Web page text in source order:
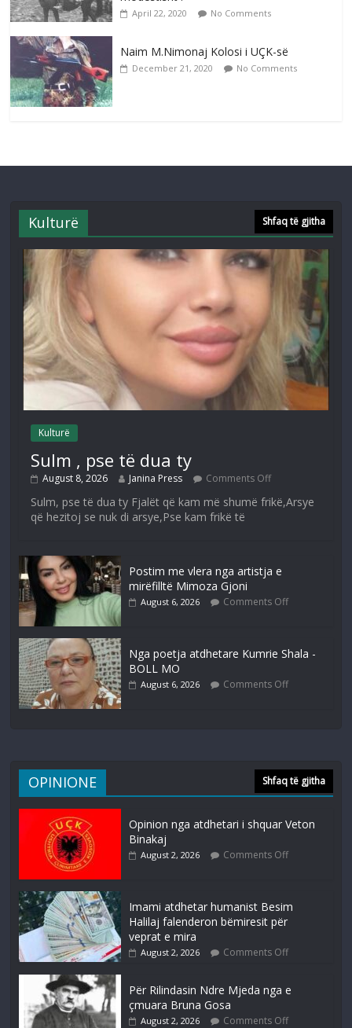
April 22, 2020 No Comments
Naim M.Nimonaj Kolosi i UÇK-së
December 21, 2020 No Comments
Kulturë Shfaq të gjitha
Kulturë
Sulm , pse të dua ty
August 8, 2026 Janina Press Comments Off
Sulm, pse të dua ty Fjalët që kam më shumë frikë,Arsye
që hezitoj se nuk di arsye,Pse kam frikë të
Postim me vlera nga artistja e
mirëfilltë Mimoza Gjoni
August 6, 2026 Comments Off
Nga poetja atdhetare Kumrie Shala -
BOLL MO
August 6, 2026 Comments Off
OPINIONE Shfaq të gjitha
Opinion nga atdhetari i shquar Veton
Binakaj
August 2, 2026 Comments Off
Imami atdhetar humanist Besim
Halilaj falenderon bëmiresit për
veprat e mira
August 2, 2026 Comments Off
Për Rilindasin Ndre Mjeda nga e
çmuara Bruna Gosa
August 2, 2026 Comments Off